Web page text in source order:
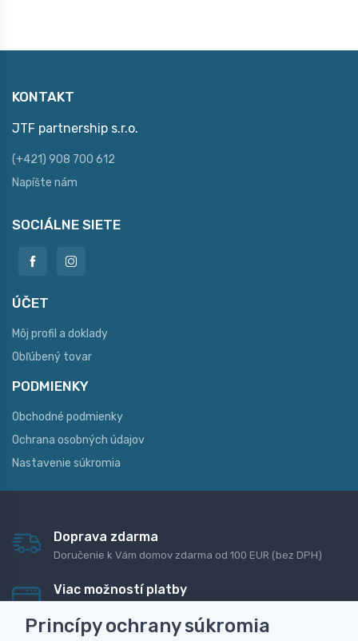
KONTAKT
JTF partnership s.r.o.
(+421) 908 700 612
Napíšte nám
SOCIÁLNE SIETE
ÚČET
Môj profil a doklady
Obľúbený tovar
PODMIENKY
Obchodné podmienky
Ochrana osobných údajov
Nastavenie súkromia
Doprava zdarma
Doručenie k Vám domov zdarma od 100 EUR (bez DPH)
Viac možností platby
dobierku
Princípy ochrany súkromia